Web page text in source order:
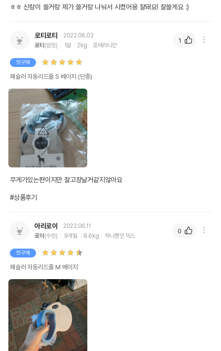
ㅎㅎ 신랑이 쓸거랑 제가 쓸거랑 나눠서 시켰어용 잘돼요! 잘쓸게요 :)
로티로티
2022.06.02
로티 (암컷) 1살 2kg 포메라니안
첫구매
페슬러 자동리드줄 S 베이지 (단종)
무게가있는편이지만 잘고장날거같지않아요
#상품후기
1
아리로이
2022.06.11
로이 (수컷) 9개월 8.6kg 하나뿐인 믹스
첫구매
페슬러 자동리드줄 M 베이지
0